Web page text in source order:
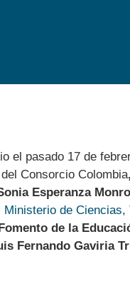
el pasado 17 de
Consorcio Colombia,
Esperanza
Ministerio de
de la
Fernando Gaviria